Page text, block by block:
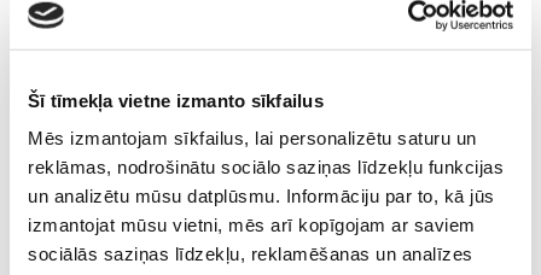
Šī tīmekļa vietne izmanto sīkfailus
Mēs izmantojam sīkfailus, lai personalizētu saturu un
reklāmas, nodrošinātu sociālo saziņas līdzekļu funkcijas
un analizētu mūsu datplūsmu. Informāciju par to, kā jūs
izmantojat mūsu vietni, mēs arī kopīgojam ar saviem
sociālās saziņas līdzekļu, reklamēšanas un analīzes
piedzīvojums visai
26. May 18:19